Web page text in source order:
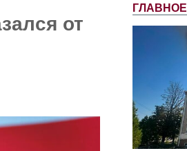
ГЛАВНОЕ
от